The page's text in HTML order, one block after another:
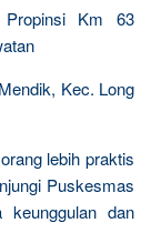
Km 63
Kec. Long
lebih praktis
Puskesmas
dan